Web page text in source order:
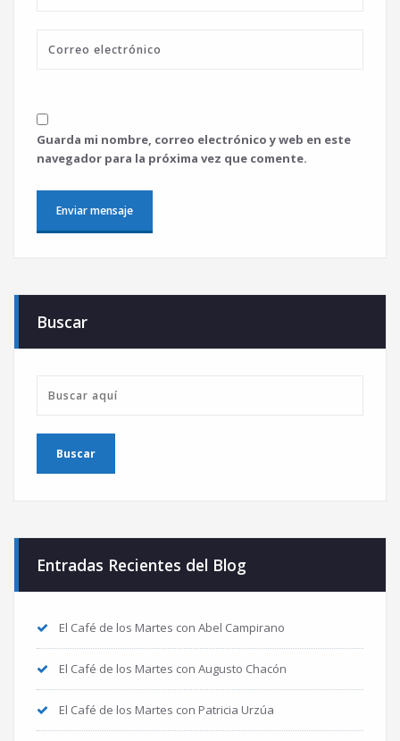
Guarda mi nombre, correo electrónico y web en este
navegador para la próxima vez que comente.
Buscar
Entradas Recientes del Blog
El Café de los Martes con Abel Campirano
El Café de los Martes con Augusto Chacón
El Café de los Martes con Patricia Urzúa